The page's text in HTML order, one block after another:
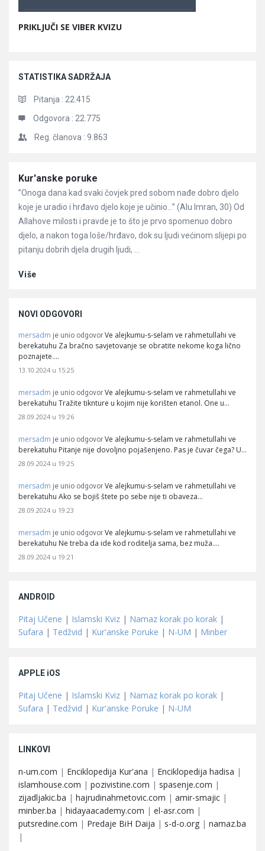
PRIKLJUČI SE VIBER KVIZU
STATISTIKA SADRŽAJA
Pitanja : 22.415
Odgovora : 22.775
Reg. članova : 9.863
Članci
Kur'anske poruke
”Onoga dana kad svaki čovjek pred sobom nađe dobro djelo
koje je uradio i hrđavo djelo koje je učinio…” (Alu Imran, 30) Od
Allahove milosti i pravde je to što je prvo spomenuo dobro
djelo, a nakon toga loše/hrđavo, dok su ljudi većinom slijepi po
pitanju dobrih djela drugih ljudi, ...
Više
NOVI ODGOVORI
mersadm je unio odgovor Ve alejkumu-s-selam ve rahmetullahi ve
berekatuhu Za bračno savjetovanje se obratite nekome koga lično
poznajete.…
13.10.2024 u 15:25
mersadm je unio odgovor Ve alejkumu-s-selam ve rahmetullahi ve
berekatuhu Tražite tiknture u kojim nije korišten etanol. One u…
28.09.2024 u 19:26
mersadm je unio odgovor Ve alejkumu-s-selam ve rahmetullahi ve
berekatuhu Pitanje nije dovoljno pojašenjeno. Pas je čuvar čega? U…
28.09.2024 u 19:25
mersadm je unio odgovor Ve alejkumu-s-selam ve rahmetullahi ve
berekatuhu Ako se bojiš štete po sebe nije ti obaveza…
28.09.2024 u 19:23
mersadm je unio odgovor Ve alejkumu-s-selam ve rahmetullahi ve
berekatuhu Ne treba da ide kod roditelja sama, bez muža.…
28.09.2024 u 19:21
ANDROID
Pitaj Učene | Islamski Kviz | Namaz korak po korak |
Sufara | Tedžvid | Kur'anske Poruke | N-UM | Minber
APPLE iOS
Pitaj Učene | Islamski Kviz | Namaz korak po korak |
Sufara | Tedžvid | Kur'anske Poruke | N-UM
LINKOVI
n-um.com | Enciklopedija Kur'ana | Enciklopedija hadisa |
islamhouse.com | pozivistine.com | spasenje.com |
zijadljakic.ba | hajrudinahmetovic.com | amir-smajic |
minber.ba | hidayaacademy.com | el-asr.com |
putsredine.com | Predaje BiH Daija | s-d-o.org | namaz.ba
|